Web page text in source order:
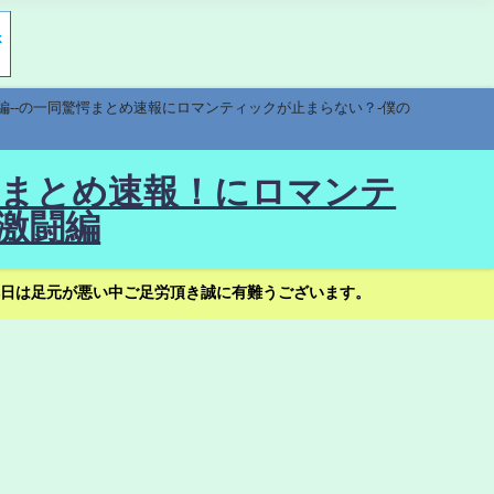
の一同驚愕まとめ速報にロマンティックが止まらない？-僕の
とめ速報！にロマンテ
闘編
足元が悪い中ご足労頂き誠に有難うございます。